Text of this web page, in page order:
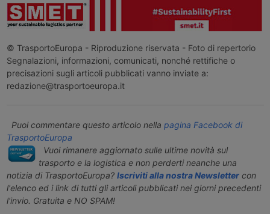
© TrasportoEuropa - Riproduzione riservata - Foto di repertorio
Segnalazioni, informazioni, comunicati, nonché rettifiche o
precisazioni sugli articoli pubblicati vanno inviate a:
redazione@trasportoeuropa.it
Puoi commentare questo articolo nella pagina Facebook di
TrasportoEuropa
Vuoi rimanere aggiornato sulle ultime novità sul
trasporto e la logistica e non perderti neanche una
notizia di TrasportoEuropa? Iscriviti alla nostra Newslettercon
l'elenco ed i link di tutti gli articoli pubblicati nei giorni precedenti
l'invio. Gratuita e NO SPAM!